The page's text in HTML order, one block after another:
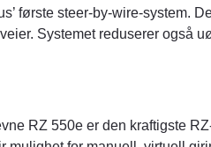
første steer-by-wire-system.
Systemet reduserer også
RZ 550e er den kraftigste